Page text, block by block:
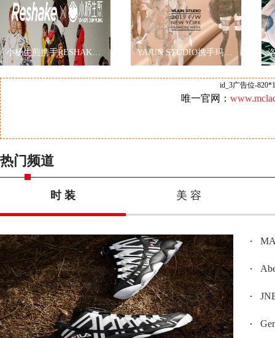
小杨生煎携手RESHAKE耀眼伦敦时装周，再现海派文化 YAJUN STUDIO携手玛丽黛佳色彩工作室2019秋冬纽约时装周玩转跨界
id_3广告位-
唯一官网：
热门频道
时 装 美 容